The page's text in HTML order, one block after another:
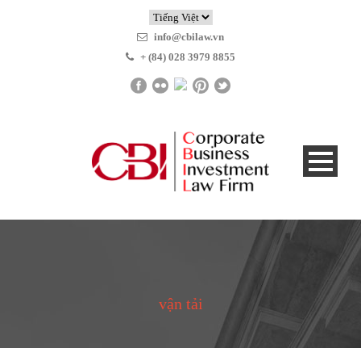
info@cbilaw.vn
+ (84) 028 3979 8855
vận tải